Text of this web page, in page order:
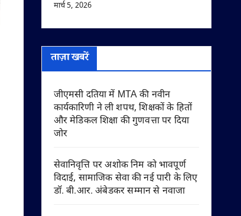
मार्च 5, 2026
ताज़ा खबरें
जीएमसी दतिया में MTA की नवीन
कार्यकारिणी ने ली शपथ, शिक्षकों के हितों
और मेडिकल शिक्षा की गुणवत्ता पर दिया
जोर
सेवानिवृत्ति पर अशोक निम को भावपूर्ण
विदाई, सामाजिक सेवा की नई पारी के लिए
डॉ. बी.आर. अंबेडकर सम्मान से नवाजा